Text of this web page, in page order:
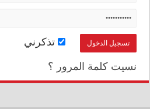
تذكرني
نسيت كلمة المرور ؟